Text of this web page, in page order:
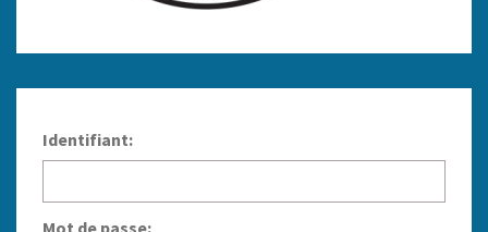
Identifiant:
Mot de passe: